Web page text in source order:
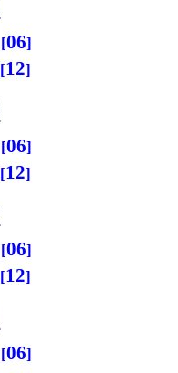
06
12
06
12
06
12
06